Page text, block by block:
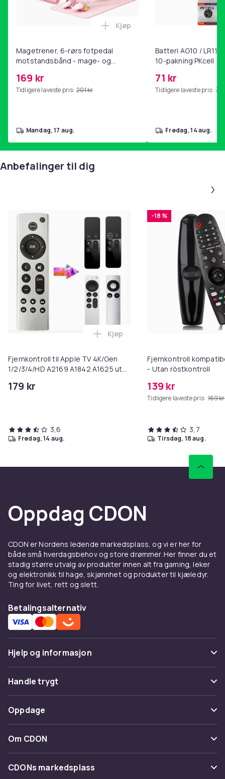
Magetrener, 6-rørs fotpedal
motstandsbånd - mage- og
hjemmegymnastikk Pink
169 kr
Tidligere laveste pris: 201 kr
Legg Magetrener, 6-rørs
Kjøp
mandag, 17 aug.
Batteri AG10 /
10-pakning PKcell
71 kr
Tidligere laveste pris: 76
fredag, 14 aug.
Anbefalinger til dig
Fjernkontroll til Apple TV 4K/Gen
1/2/3/4/HD A2169 A1842 A1625 uten
179 kr
Legg Fjernkontroll til Apple TV
Kjøp
3,6
fredag, 14 aug.
-18 %
Fjernkontroll
- Utan röstkontroll
139 kr
Tidligere laveste pris: 169 kr
3,7
tirsdag, 18 aug.
Oppdag CDON
CDON er Nordens ledende markedsplass, og vi er her for
både små hverdagsbehov og store drømmer. Her finner du et
stadig større utvalg av produkter innen alt fra gaming, leker
og elektronikk til hage, skjønnhet og produkter til kjæledyr.
Ting for livet, rett og slett.
Betalingsalternativ
Hjelp og informasjon
Vanlige spørsmål
Spor pakke
Angre & returner her
Kontakt oss
Handle trygt
Betaling
Levering
Tilbakekallinger
Oppdage
Kategorier
Varemerker
Om CDON
Om oss
CDONs markedsplass